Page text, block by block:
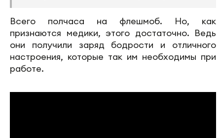
Всего полчаса на флешмоб. Но, как
признаются медики, этого достаточно. Ведь
они получили заряд бодрости и отличного
настроения, которые так им необходимы при
работе.